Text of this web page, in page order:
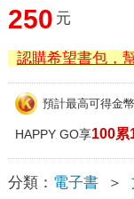
250 元
認購希望書包，
預計最高可得金幣
HAPPY GO享100累
分類： 電子書 ＞